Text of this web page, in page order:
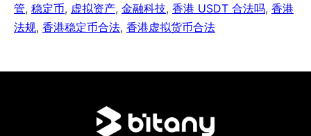
管, 稳定币, 虚拟资产, 金融科技, 香港 USDT 合法吗, 香港
法规, 香港稳定币合法, 香港虚拟货币合法